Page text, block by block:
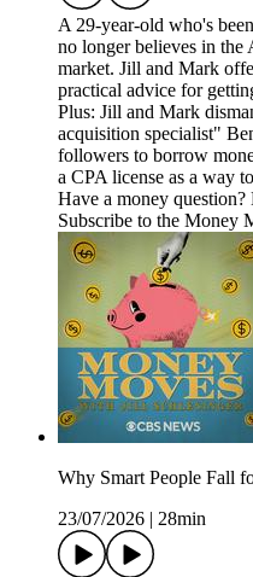
A 29-year-old who's
no longer believes in the
market. Jill and Mark
practical advice for
Plus: Jill and Mark
acquisition specialist"
followers to borrow
a CPA license as a way
Have a money question?
Subscribe to the Money
Why Smart People Fall
23/07/2026
28min